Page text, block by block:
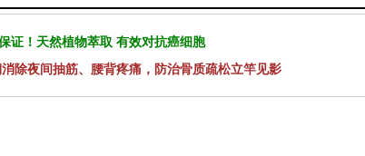
证！天然植物萃取 有效对抗癌细胞
除夜间抽筋、腰背疼痛，防治骨质疏松立竿见影